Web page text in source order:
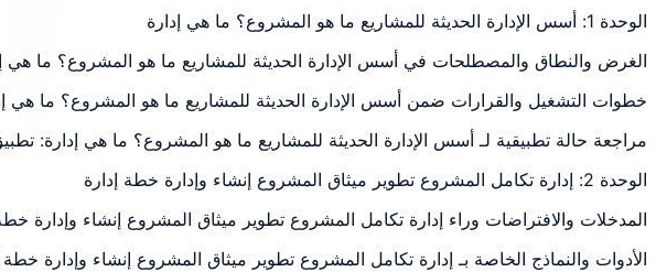
الوحدة 1: أسس الإدارة الحديثة للمشاريع ما هو المشروع؟ ما هي إدارة
الغرض والنطاق والمصطلحات في أسس الإدارة الحديثة للمشاريع ما هو المشروع؟ ما هي
خطوات التشغيل والقرارات ضمن أسس الإدارة الحديثة للمشاريع ما هو المشروع؟ ما هي
مراجعة حالة تطبيقية لـ أسس الإدارة الحديثة للمشاريع ما هو المشروع؟ ما هي إدارة:
الوحدة 2: إدارة تكامل المشروع تطوير ميثاق المشروع إنشاء وإدارة خطة إدارة
المدخلات والافتراضات وراء إدارة تكامل المشروع تطوير ميثاق المشروع إنشاء
الأدوات والنماذج الخاصة بـ إدارة تكامل المشروع تطوير ميثاق المشروع إنشاء وإدارة